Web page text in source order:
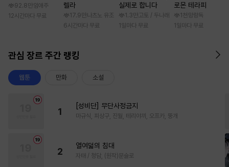
92.8만 임애주
12시간마다 무료
렐라
17.9만 나츠노 유조
6시간마다 무료
실제로 합니다
1.3만 고토 / 두나래
1일마다 무료
로몬 테라피
1천 망랑독
1일마다 무료
관심 장르 주간 랭킹
웹툰 만화 소설
1
[성비단] 무단사정금지
마규식, 피상구, 진월, 테리야끼, 오프카, 뚱개
2
열여덟의 침대
자태 / 청담, (원작)문슬로